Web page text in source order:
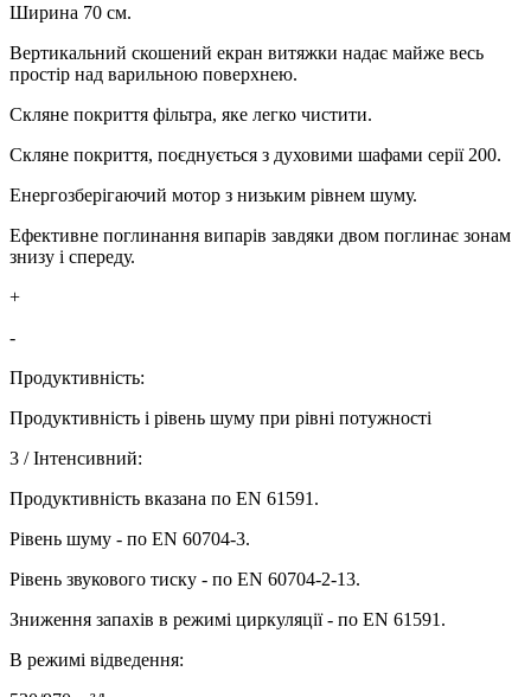
Ширина 70 см.
Вертикальний скошений екран витяжки надає майже весь
простір над варильною поверхнею.
Скляне покриття фільтра, яке легко чистити.
Скляне покриття, поєднується з духовими шафами серії 200.
Енергозберігаючий мотор з низьким рівнем шуму.
Ефективне поглинання випарів завдяки двом поглинає зонам
знизу і спереду.
+
-
Продуктивність:
Продуктивність і рівень шуму при рівні потужності
3 / Інтенсивний:
Продуктивність вказана по EN 61591.
Рівень шуму - по EN 60704-3.
Рівень звукового тиску - по EN 60704-2-13.
Зниження запахів в режимі циркуляції - по EN 61591.
В режимі відведення: